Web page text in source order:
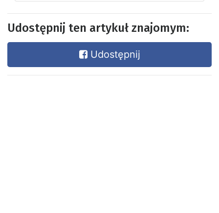
Udostępnij ten artykuł znajomym:
Udostępnij